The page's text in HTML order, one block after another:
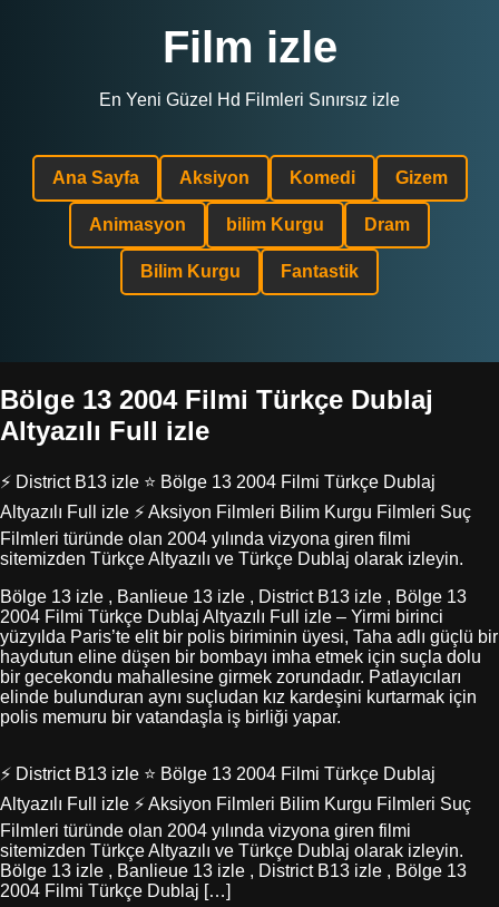
Film izle
En Yeni Güzel Hd Filmleri Sınırsız izle
Ana Sayfa Aksiyon Komedi Gizem
Animasyon bilim Kurgu Dram
Bilim Kurgu Fantastik
Bölge 13 2004 Filmi Türkçe Dublaj
Altyazılı Full izle
⚡ District B13 izle ⭐ Bölge 13 2004 Filmi Türkçe Dublaj
Altyazılı Full izle ⚡ Aksiyon Filmleri Bilim Kurgu Filmleri Suç
Filmleri türünde olan 2004 yılında vizyona giren filmi
sitemizden Türkçe Altyazılı ve Türkçe Dublaj olarak izleyin.
Bölge 13 izle , Banlieue 13 izle , District B13 izle , Bölge 13
2004 Filmi Türkçe Dublaj Altyazılı Full izle – Yirmi birinci
yüzyılda Paris’te elit bir polis biriminin üyesi, Taha adlı güçlü bir
haydutun eline düşen bir bombayı imha etmek için suçla dolu
bir gecekondu mahallesine girmek zorundadır. Patlayıcıları
elinde bulunduran aynı suçludan kız kardeşini kurtarmak için
polis memuru bir vatandaşla iş birliği yapar.
⚡ District B13 izle ⭐ Bölge 13 2004 Filmi Türkçe Dublaj
Altyazılı Full izle ⚡ Aksiyon Filmleri Bilim Kurgu Filmleri Suç
Filmleri türünde olan 2004 yılında vizyona giren filmi
sitemizden Türkçe Altyazılı ve Türkçe Dublaj olarak izleyin.
Bölge 13 izle , Banlieue 13 izle , District B13 izle , Bölge 13
2004 Filmi Türkçe Dublaj […]